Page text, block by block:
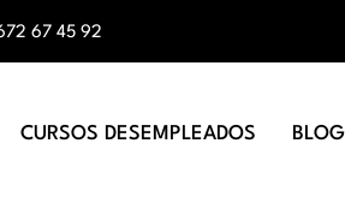
67 45 92
CURSOS DESEMPLEADOS BLOG